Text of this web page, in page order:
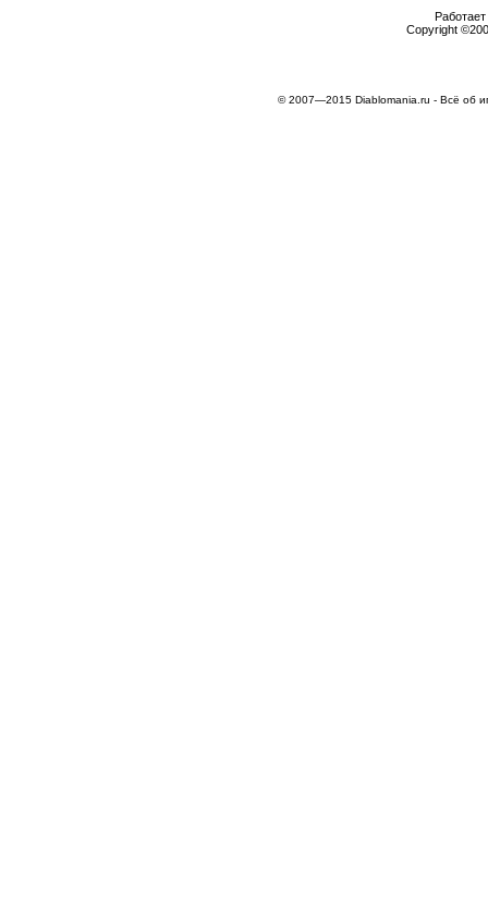
Copyright
© 2007—2015 Diablomania.ru - Всё об